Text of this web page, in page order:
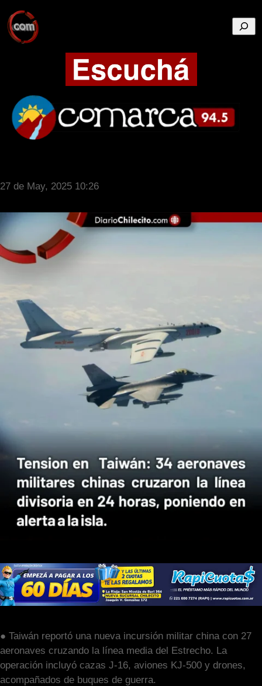
27 de May, 2025 10:26
● Taiwán reportó una nueva incursión militar china con 27
aeronaves cruzando la línea media del Estrecho. La
operación incluyó cazas J-16, aviones KJ-500 y drones,
acompañados de buques de guerra.